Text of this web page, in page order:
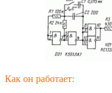
Как он работает: